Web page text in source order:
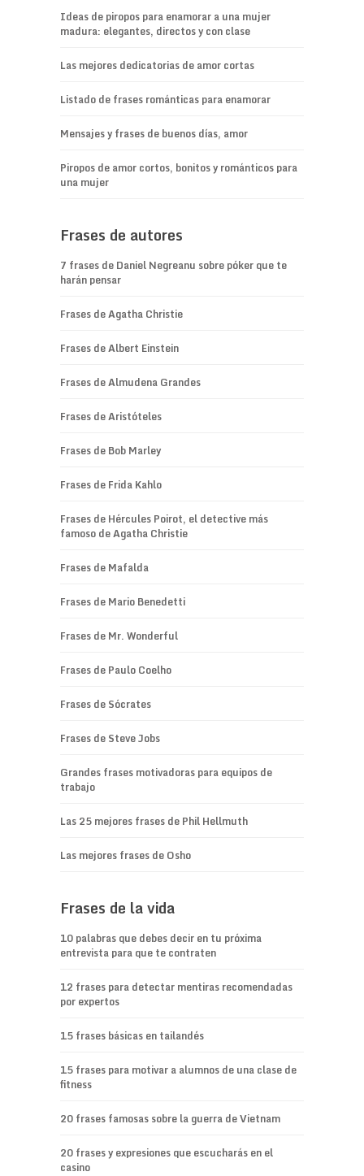
Ideas de piropos para enamorar a una mujer
madura: elegantes, directos y con clase
Las mejores dedicatorias de amor cortas
Listado de frases románticas para enamorar
Mensajes y frases de buenos días, amor
Piropos de amor cortos, bonitos y románticos para
una mujer
Frases de autores
7 frases de Daniel Negreanu sobre póker que te
harán pensar
Frases de Agatha Christie
Frases de Albert Einstein
Frases de Almudena Grandes
Frases de Aristóteles
Frases de Bob Marley
Frases de Frida Kahlo
Frases de Hércules Poirot, el detective más
famoso de Agatha Christie
Frases de Mafalda
Frases de Mario Benedetti
Frases de Mr. Wonderful
Frases de Paulo Coelho
Frases de Sócrates
Frases de Steve Jobs
Grandes frases motivadoras para equipos de
trabajo
Las 25 mejores frases de Phil Hellmuth
Las mejores frases de Osho
Frases de la vida
10 palabras que debes decir en tu próxima
entrevista para que te contraten
12 frases para detectar mentiras recomendadas
por expertos
15 frases básicas en tailandés
15 frases para motivar a alumnos de una clase de
fitness
20 frases famosas sobre la guerra de Vietnam
20 frases y expresiones que escucharás en el
casino